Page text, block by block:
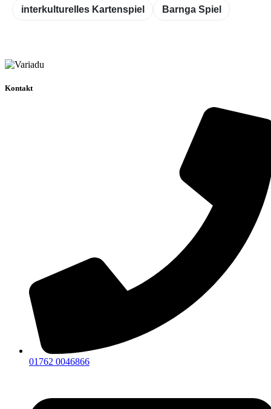
interkulturelles Kartenspiel Barnga Spiel
Kontakt
01762 0046866